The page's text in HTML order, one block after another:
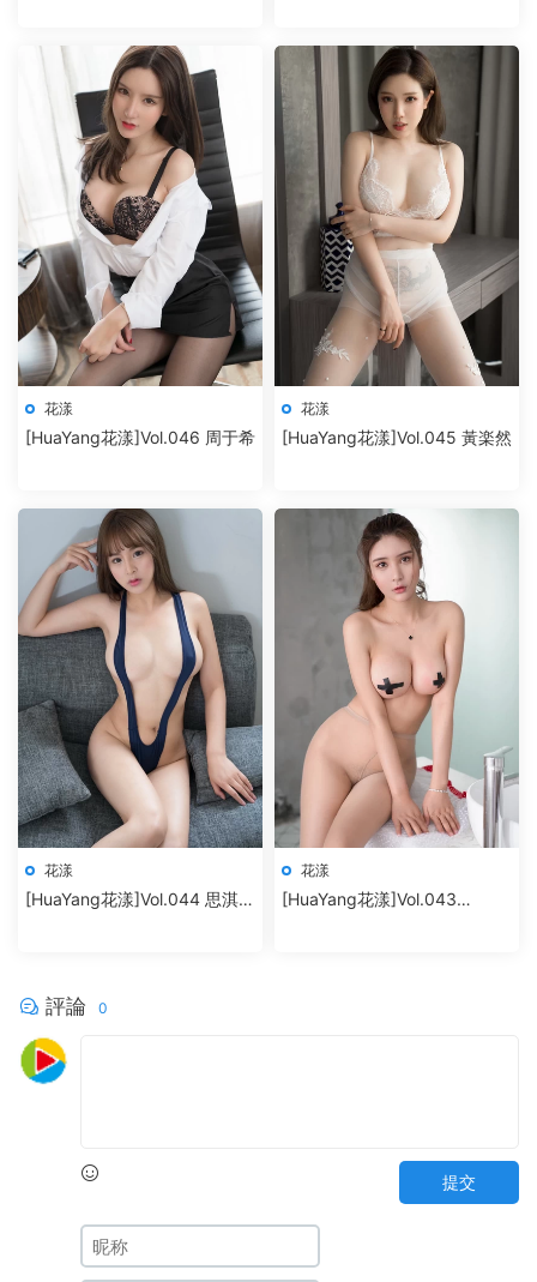
花漾
[HuaYang花漾]Vol.046 周于希
花漾
[HuaYang花漾]Vol.045 黃楽然
花漾
[HuaYang花漾]Vol.044 思淇
花漾
[HuaYang花漾]Vol.043
評論 0
提交